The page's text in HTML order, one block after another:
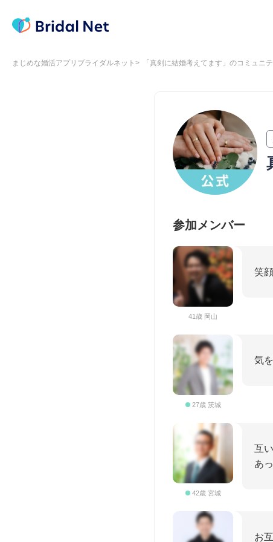
まじめな婚活アプリブライダルネット 「真剣に結婚考えてます」のコミュニ
参加メンバー
41歳 岡山
笑
27歳 茨城
気
42歳 宮城
互
あ
お